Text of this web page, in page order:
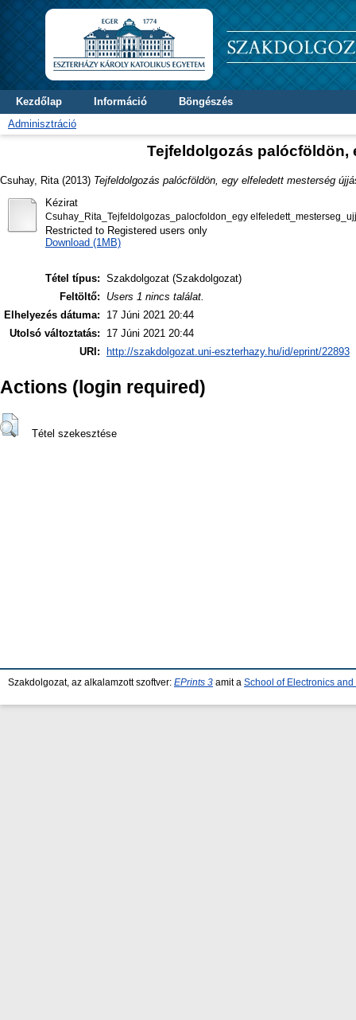
Kezdőlap Információ
Böngészés
Adminisztráció
Tejfeldolgozás palócföldön,
Csuhay, Rita (2013) Tejfeldolgozás palócföldön, egy elfeledett mesterség
Kézirat
Csuhay_Rita_Tejfeldolgozas_palocfoldon_egy
Restricted to Registered users only
Download (1MB)
Tétel típus: Szakdolgozat (Szakdolgozat)
Feltöltő:
Users 1 nincs találat.
Elhelyezés dátuma:
17 Júni 2021 20:44
Utolsó változtatás:
17 Júni 2021 20:44
URI:
http://szakdolgozat.uni-eszterhazy.hu/id/eprint/22893
Actions (login required)
Tétel szekesztése
Szakdolgozat, az alkalamzott szoftver: EPrints 3 amit a School of Electronics